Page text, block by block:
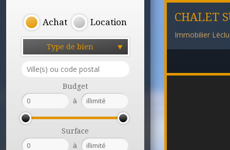
Achat Location
Type de bien
Budget
à
Surface
à
CHALET
Immobilier